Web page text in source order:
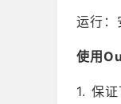
运行：
使用
1. 保